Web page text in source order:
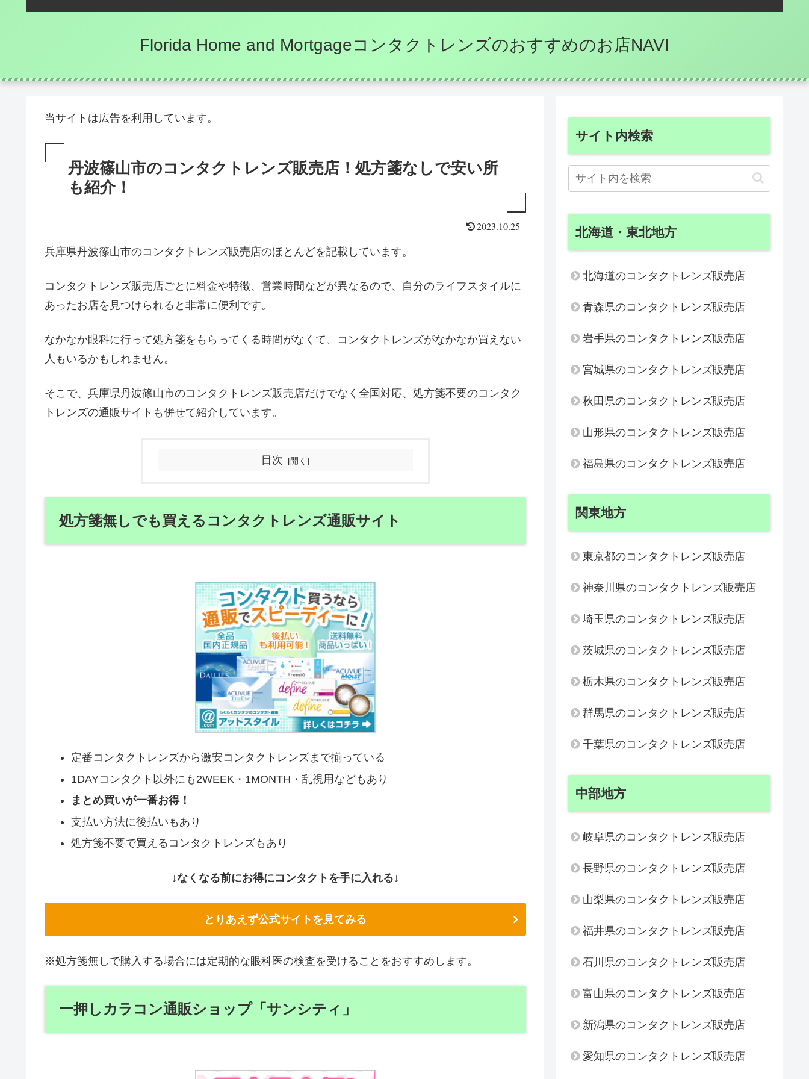
Florida Home and Mortgageコンタクトレンズのおすすめのお店NAVI
当サイトは広告を利用しています。
丹波篠山市のコンタクトレンズ販売店！処方箋なしで安い所
も紹介！
2023.10.25
兵庫県丹波篠山市のコンタクトレンズ販売店のほとんどを記載しています。
コンタクトレンズ販売店ごとに料金や特徴、営業時間などが異なるので、自分のライフスタイルに
あったお店を見つけられると非常に便利です。
なかなか眼科に行って処方箋をもらってくる時間がなくて、コンタクトレンズがなかなか買えない
人もいるかもしれません。
そこで、兵庫県丹波篠山市のコンタクトレンズ販売店だけでなく全国対応、処方箋不要のコンタク
トレンズの通販サイトも併せて紹介しています。
目次
処方箋無しでも買えるコンタクトレンズ通販サイト
定番コンタクトレンズから激安コンタクトレンズまで揃っている
1DAYコンタクト以外にも2WEEK・1MONTH・乱視用などもあり
まとめ買いが一番お得！
支払い方法に後払いもあり
処方箋不要で買えるコンタクトレンズもあり
↓なくなる前にお得にコンタクトを手に入れる↓
とりあえず公式サイトを見てみる
※処方箋無しで購入する場合には定期的な眼科医の検査を受けることをおすすめします。
一押しカラコン通販ショップ「サンシティ」
サイト内検索
北海道・東北地方
北海道のコンタクトレンズ販売店
青森県のコンタクトレンズ販売店
岩手県のコンタクトレンズ販売店
宮城県のコンタクトレンズ販売店
秋田県のコンタクトレンズ販売店
山形県のコンタクトレンズ販売店
福島県のコンタクトレンズ販売店
関東地方
東京都のコンタクトレンズ販売店
神奈川県のコンタクトレンズ販売店
埼玉県のコンタクトレンズ販売店
茨城県のコンタクトレンズ販売店
栃木県のコンタクトレンズ販売店
群馬県のコンタクトレンズ販売店
千葉県のコンタクトレンズ販売店
中部地方
岐阜県のコンタクトレンズ販売店
長野県のコンタクトレンズ販売店
山梨県のコンタクトレンズ販売店
福井県のコンタクトレンズ販売店
石川県のコンタクトレンズ販売店
富山県のコンタクトレンズ販売店
新潟県のコンタクトレンズ販売店
愛知県のコンタクトレンズ販売店